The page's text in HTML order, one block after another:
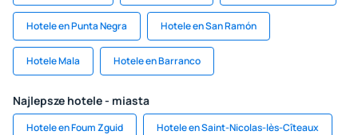
Hotele en Punta Negra Hotele en San Ramón
Hotele Mala Hotele en Barranco
Najlepsze hotele - miasta
Hotele en Foum Zguid Hotele en Saint-Nicolas-lès-Cîteaux